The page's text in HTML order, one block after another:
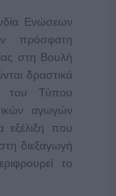
Ενώσεων
πρόσφατη
στη Βουλή
δραστικά
του Τύπου
αγωγών
εξέλιξη που
διεξαγωγή
το